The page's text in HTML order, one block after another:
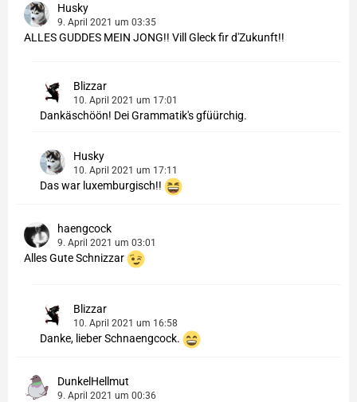
Husky
9. April 2021 um 03:35
ALLES GUDDES MEIN JONG!! Vill Gleck fir d'Zukunft!!
Blizzar
10. April 2021 um 17:01
Dankäschöön! Dei Grammatik's gfüürchig.
Husky
10. April 2021 um 17:11
Das war luxemburgisch!!
haengcock
9. April 2021 um 03:01
Alles Gute Schnizzar
Blizzar
10. April 2021 um 16:58
Danke, lieber Schnaengcock.
DunkelHellmut
9. April 2021 um 00:36